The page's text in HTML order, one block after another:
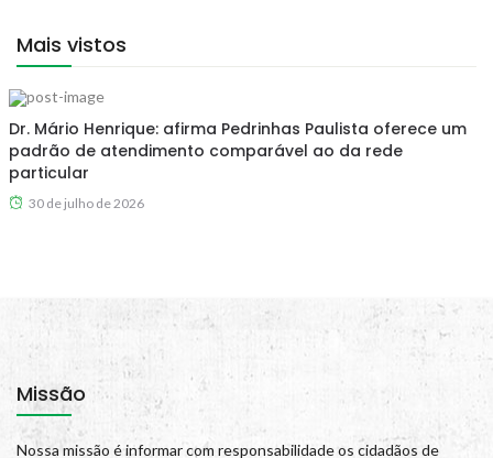
Mais vistos
Dr. Mário Henrique: afirma Pedrinhas Paulista oferece um
padrão de atendimento comparável ao da rede
particular
30 de julho de 2026
Missão
Nossa missão é informar com responsabilidade os cidadãos de